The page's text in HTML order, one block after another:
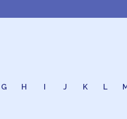
G H I J K L